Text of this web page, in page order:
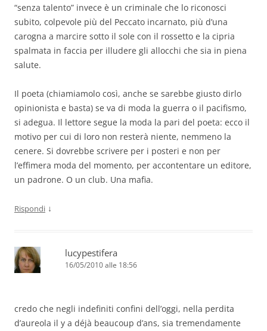
“senza talento” invece è un criminale che lo riconosci
subito, colpevole più del Peccato incarnato, più d’una
carogna a marcire sotto il sole con il rossetto e la cipria
spalmata in faccia per illudere gli allocchi che sia in piena
salute.
Il poeta (chiamiamolo così, anche se sarebbe giusto dirlo
opinionista e basta) se va di moda la guerra o il pacifismo,
si adegua. Il lettore segue la moda la pari del poeta: ecco il
motivo per cui di loro non resterà niente, nemmeno la
cenere. Si dovrebbe scrivere per i posteri e non per
l’effimera moda del momento, per accontentare un editore,
un padrone. O un club. Una mafia.
Rispondi ↓
lucypestifera
16/05/2010 alle 18:56
credo che negli indefiniti confini dell’oggi, nella perdita
d’aureola il y a déjà beaucoup d’ans, sia tremendamente